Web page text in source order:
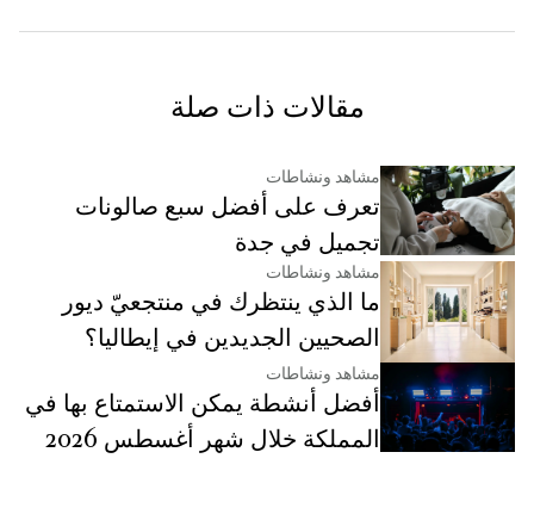
مقالات ذات صلة
مشاهد ونشاطات
تعرف على أفضل سبع صالونات
تجميل في جدة
مشاهد ونشاطات
ما الذي ينتظرك في منتجعيّ ديور
الصحيين الجديدين في إيطاليا؟
مشاهد ونشاطات
أفضل أنشطة يمكن الاستمتاع بها في
المملكة خلال شهر أغسطس 2026